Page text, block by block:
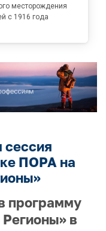
месторождения
с 1916 года
сессия
ПОРА на
программу
в